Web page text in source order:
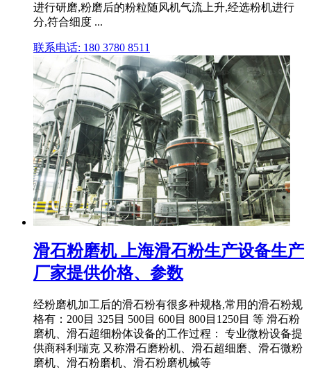
进行研磨,粉磨后的粉粒随风机气流上升,经选粉机进行
分,符合细度 ...
联系电话: 180 3780 8511
滑石粉磨机 上海滑石粉生产设备生产
厂家提供价格、参数
经粉磨机加工后的滑石粉有很多种规格,常用的滑石粉规
格有：200目 325目 500目 600目 800目1250目 等 滑石粉
磨机、滑石超细粉体设备的工作过程： 专业微粉设备提
供商科利瑞克 又称滑石磨粉机、滑石超细磨、滑石微粉
磨机、滑石粉磨机、滑石粉磨机械等